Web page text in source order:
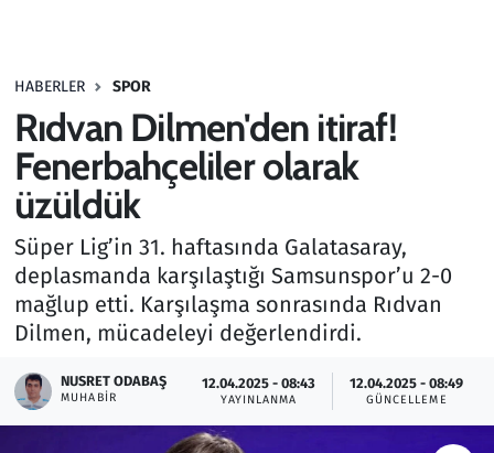
HABERLER SPOR
Rıdvan Dilmen'den itiraf!
Fenerbahçeliler olarak
üzüldük
Süper Lig’in 31. haftasında Galatasaray,
deplasmanda karşılaştığı Samsunspor’u 2-0
mağlup etti. Karşılaşma sonrasında Rıdvan
Dilmen, mücadeleyi değerlendirdi.
NUSRET ODABAŞ
MUHABIR
12.04.2025 - 08:43
YAYINLANMA
12.04.2025 - 08:49
GÜNCELLEME
Haber
Kültür Sanat
Kurumsal Haberler
Lezzet Durağı
Memur ve Kamu
Otomobil
Oyun